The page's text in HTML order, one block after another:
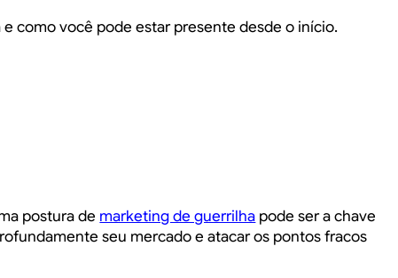
como você pode estar presente desde o início.
postura de marketing de guerrilha pode ser a chave
seu mercado e atacar os pontos fracos